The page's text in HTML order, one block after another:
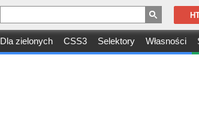
Dla zielonych CSS3 Selektory Własności